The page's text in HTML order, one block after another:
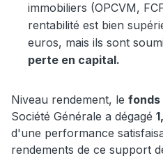
immobiliers (OPCVM,
rentabilité est bien
euros, mais ils sont
perte en capital.
Niveau rendement, le fonds
Société Générale a dégagé
d'une performance
rendements de ce support